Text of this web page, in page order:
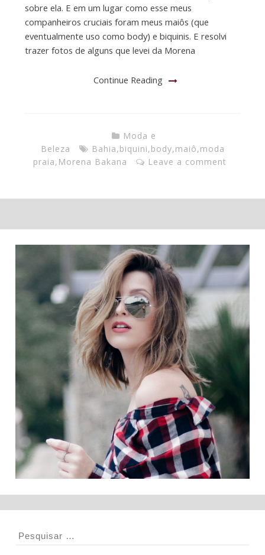
sobre ela. E em um lugar como esse meus
companheiros cruciais foram meus maiôs (que
eventualmente uso como body) e biquinis. E resolvi
trazer fotos de alguns que levei da Morena
Continue Reading
Moda e
Beleza
Bahia,biquini,body,maiô,moda
praia, Morena Bakana Leave a comment